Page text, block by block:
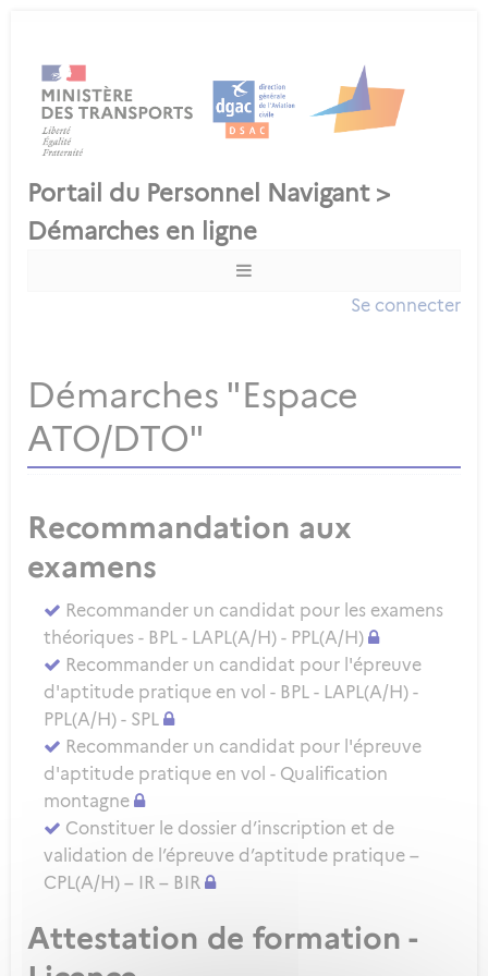
Se connecter
Démarches "Espace
ATO/DTO"
Recommandation aux
examens
Recommander un candidat pour les examens
théoriques - BPL - LAPL(A/H) - PPL(A/H)
Recommander un candidat pour l'épreuve
d'aptitude pratique en vol - BPL - LAPL(A/H) -
PPL(A/H) - SPL
Recommander un candidat pour l'épreuve
d'aptitude pratique en vol - Qualification
montagne
Constituer le dossier d’inscription et de
validation de l’épreuve d’aptitude pratique –
CPL(A/H) – IR – BIR
Attestation de formation -